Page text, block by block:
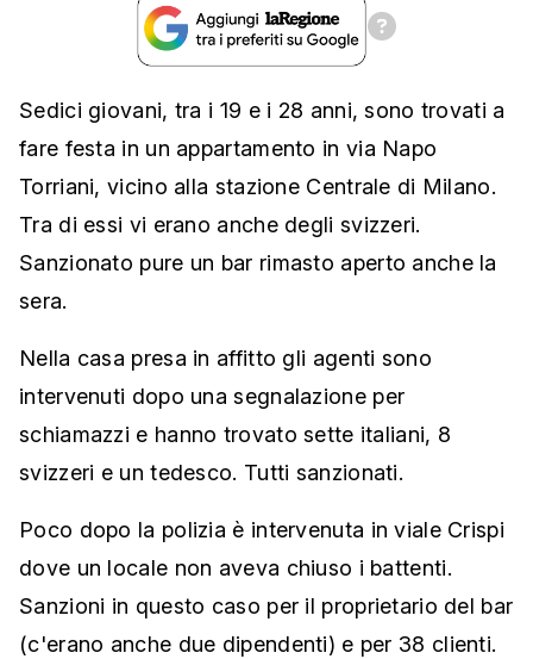
Sedici giovani, tra i 19 e i 28 anni, sono trovati a
fare festa in un appartamento in via Napo
Torriani, vicino alla stazione Centrale di Milano.
Tra di essi vi erano anche degli svizzeri.
Sanzionato pure un bar rimasto aperto anche la
sera.
Nella casa presa in affitto gli agenti sono
intervenuti dopo una segnalazione per
schiamazzi e hanno trovato sette italiani, 8
svizzeri e un tedesco. Tutti sanzionati.
Poco dopo la polizia è intervenuta in viale Crispi
dove un locale non aveva chiuso i battenti.
Sanzioni in questo caso per il proprietario del bar
(c'erano anche due dipendenti) e per 38 clienti.